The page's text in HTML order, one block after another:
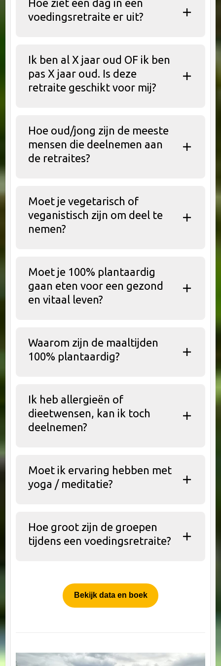
Hoe ziet een dag in een
voedingsretraite er uit?
Ik ben al X jaar oud OF ik ben
pas X jaar oud. Is deze
retraite geschikt voor mij?
Hoe oud/jong zijn de meeste
mensen die deelnemen aan
de retraites?
Moet je vegetarisch of
veganistisch zijn om deel te
nemen?
Moet je 100% plantaardig
gaan eten voor een gezond
en vitaal leven?
Waarom zijn de maaltijden
100% plantaardig?
Ik heb allergieën of
dieetwensen, kan ik toch
deelnemen?
Moet ik ervaring hebben met
yoga / meditatie?
Hoe groot zijn de groepen
tijdens een voedingsretraite?
Bekijk data en boek